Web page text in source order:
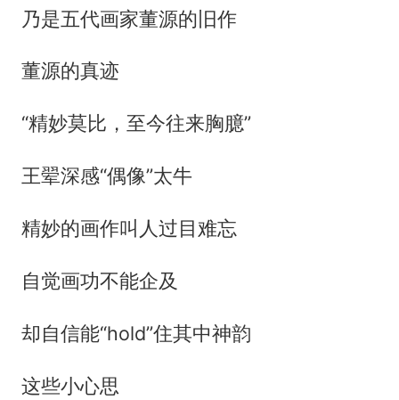
乃是五代画家董源的旧作
董源的真迹
“精妙莫比，至今往来胸臆”
王翚深感“偶像”太牛
精妙的画作叫人过目难忘
自觉画功不能企及
却自信能“hold”住其中神韵
这些小心思